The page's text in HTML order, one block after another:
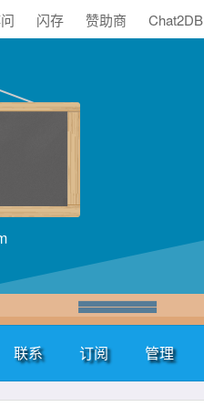
闪存 赞助商 Chat2DB
联系 订阅 管理